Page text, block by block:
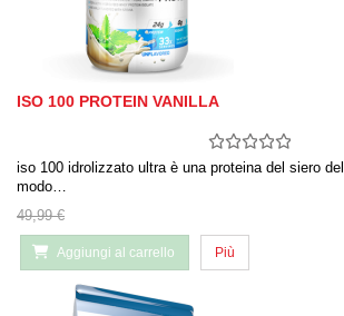
ISO 100 PROTEIN VANILLA
iso 100 idrolizzato ultra è una proteina del siero
modo…
49,99 €
Aggiungi al carrello Più